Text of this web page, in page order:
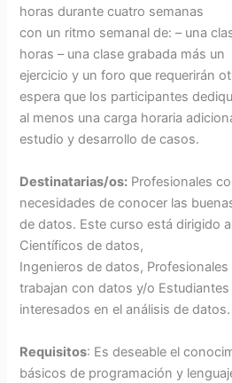
horas durante cuatro semanas
con un ritmo semanal de: – una
horas – una clase grabada más un
ejercicio y un foro que requerirán
espera que los participantes
al menos una carga horaria
estudio y desarrollo de casos.
Destinatarias/os: Profesionales
necesidades de conocer las
de datos. Este curso está dirigido
Científicos de datos,
Ingenieros de datos,
trabajan con datos y/o Estudiantes
interesados en el análisis de datos.
Requisitos: Es deseable el
básicos de programación y